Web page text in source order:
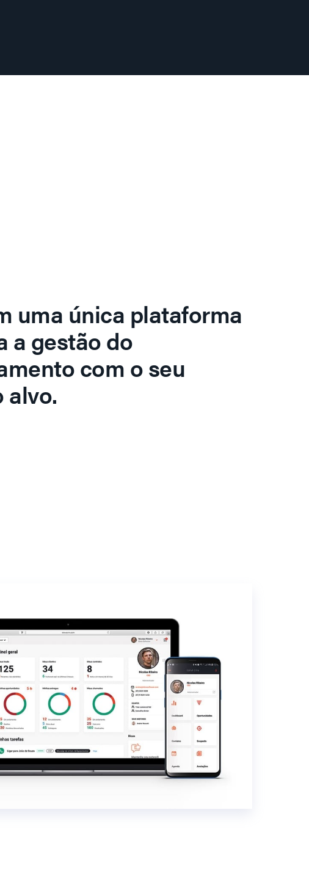
uma única plataforma
a gestão do
com o seu
alvo.